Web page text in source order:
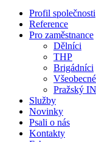
Profil společnosti
Reference
Pro zaměstnance
Dělníci
THP
Brigádníci
Pražský
Služby
Novinky
Psali o nás
Kontakty